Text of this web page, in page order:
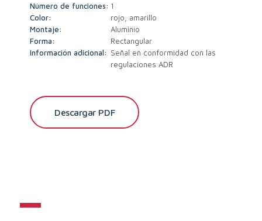
Número de funciones: 1
Color:
rojo, amarillo
Montaje:
Aluminio
Forma:
Rectangular
Información adicional: Señal en conformidad con las
regulaciones ADR
Descargar PDF